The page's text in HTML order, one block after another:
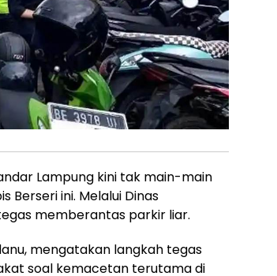
Lampung kini tak main-main
Berseri ini. Melalui Dinas
memberantas parkir liar.
mengatakan langkah tegas
soal kemacetan terutama di